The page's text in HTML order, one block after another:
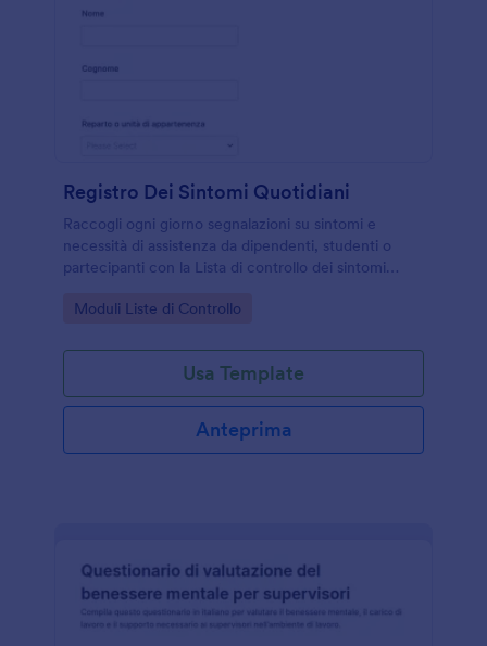
Registro Dei Sintomi Quotidiani
Raccogli ogni giorno segnalazioni su sintomi e
necessità di assistenza da dipendenti, studenti o
partecipanti con la Lista di controllo dei sintomi
dati rapida e coerente.
Go to Category:
Moduli Liste di Controllo
Usa Template
Anteprima